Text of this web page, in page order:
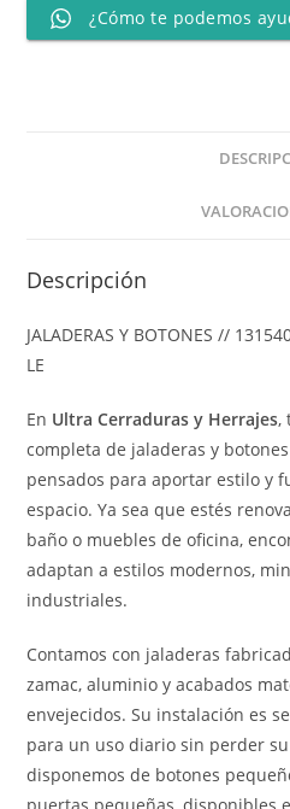
¿Cómo te podemos
Descripción
JALADERAS Y BOTONES //
LE
En Ultra Cerraduras y Herrajes,
completa de jaladeras y
pensados para aportar estilo y
espacio. Ya sea que estés
baño o muebles de oficina,
adaptan a estilos modernos,
industriales.
Contamos con jaladeras
zamac, aluminio y acabados
envejecidos. Su instalación es
para un uso diario sin perder
disponemos de botones